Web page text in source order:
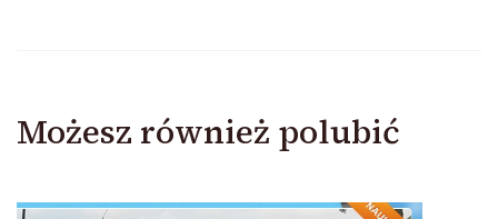
Możesz również polubić